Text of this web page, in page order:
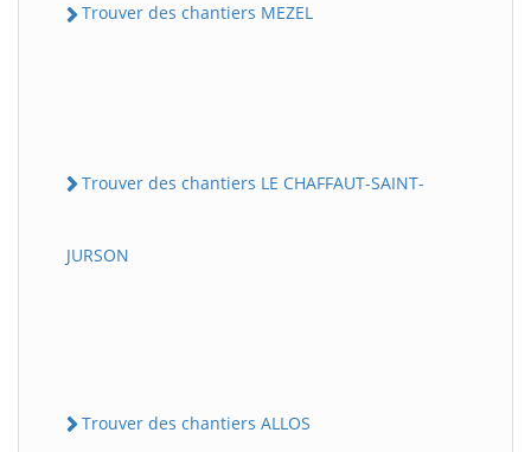
Trouver des chantiers MEZEL
Trouver des chantiers LE CHAFFAUT-SAINT-
JURSON
Trouver des chantiers ALLOS